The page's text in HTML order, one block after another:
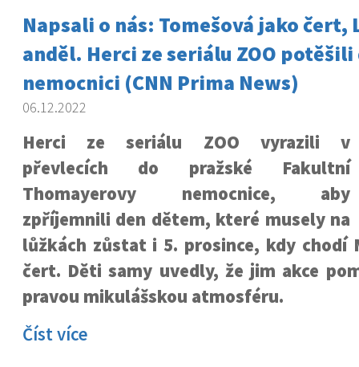
Napsali o nás: Tomešová jako čert,
anděl. Herci ze seriálu ZOO
nemocnici (CNN Prima News)
06.12.2022
Herci ze seriálu ZOO vyrazili v
převlecích do pražské Fakultní
Thomayerovy nemocnice, aby
zpříjemnili den dětem, které musely na
lůžkách zůstat i 5. prosince, kdy chodí
čert. Děti samy uvedly, že jim akce
pravou mikulášskou atmosféru.
Číst více